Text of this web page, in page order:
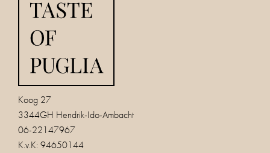
Koog 27
3344GH Hendrik-Ido-Ambacht
06-22147967
K.v.K: 94650144